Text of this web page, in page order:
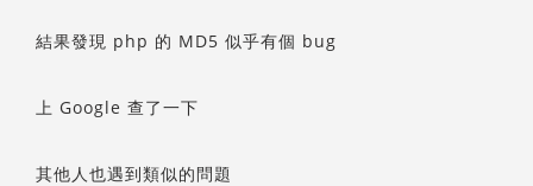
結果發現 php 的 MD5 似乎有個 bug
上 Google 查了一下
其他人也遇到類似的問題